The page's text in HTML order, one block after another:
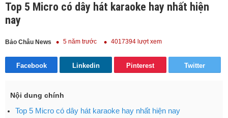
Top 5 Micro có dây hát karaoke hay nhất hiện
nay
Bảo Châu News 5 năm trước 4017394 lượt xem
Facebook Linkedin Pinterest Twitter
Nội dung chính
Top 5 Micro có dây hát karaoke hay nhất hiện nay